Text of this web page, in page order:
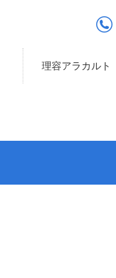
理容アラカルト